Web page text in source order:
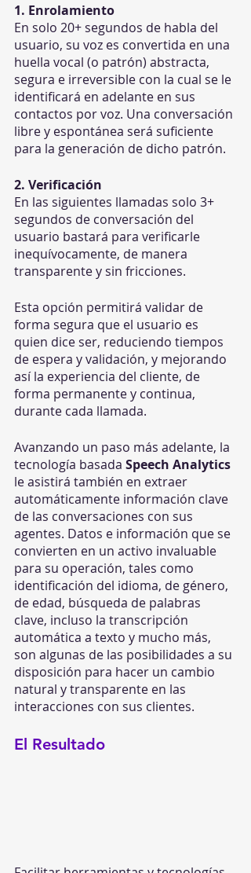
1. Enrolamiento
En solo 20+ segundos de habla del
usuario, su voz es convertida en una
huella vocal (o patrón) abstracta,
segura e irreversible con la cual se le
identificará en adelante en sus
contactos por voz. Una conversación
libre y espontánea será suficiente
para la generación de dicho patrón.
2. Verificación
En las siguientes llamadas solo 3+
segundos de conversación del
usuario bastará para verificarle
inequívocamente, de manera
transparente y sin fricciones.
Esta opción permitirá validar de
forma segura que el usuario es
quien dice ser, reduciendo tiempos
de espera y validación, y mejorando
así la experiencia del cliente, de
forma permanente y continua,
durante cada llamada.
Avanzando un paso más adelante, la
tecnología basada Speech Analytics
le asistirá también en extraer
automáticamente información clave
de las conversaciones con sus
agentes. Datos e información que se
convierten en un activo invaluable
para su operación, tales como
identificación del idioma, de género,
de edad, búsqueda de palabras
clave, incluso la transcripción
automática a texto y mucho más,
son algunas de las posibilidades a su
disposición para hacer un cambio
natural y transparente en las
interacciones con sus clientes.
El Resultado